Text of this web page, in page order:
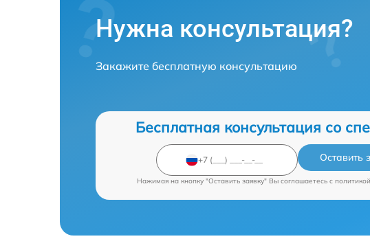
Нужна консультация?
Закажите бесплатную консультацию
Бесплатная консультация со
Оставить
Нажимая на кнопку "Оставить заявку" Вы соглашаетесь c